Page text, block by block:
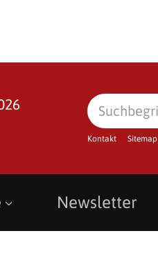
Kontakt Sitemap
Newsletter